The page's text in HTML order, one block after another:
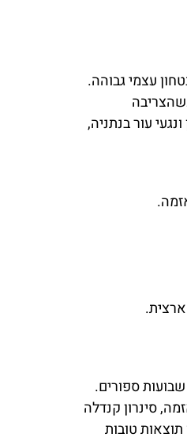
עצמי גבוהה.
עורבנתניה,
ספורים.
סינרון קנדלה
טובות